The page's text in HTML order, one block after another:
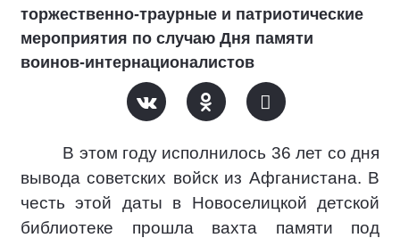
торжественно-траурные и патриотические
мероприятия по случаю Дня памяти
воинов-интернационалистов
В этом году исполнилось 36 лет со дня
вывода советских войск из Афганистана. В
честь этой даты в Новоселицкой детской
библиотеке прошла вахта памяти под